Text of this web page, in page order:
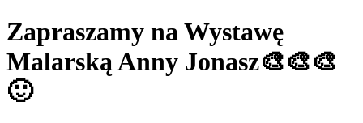
Zapraszamy na Wystawę
Malarską Anny Jonasz🎨🎨🎨
🙂